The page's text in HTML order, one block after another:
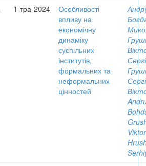
1-тра-2024
Особливості
впливу на
економічну
динаміку
суспільних
інститутів,
формальних та
неформальних
цінностей
Viktor